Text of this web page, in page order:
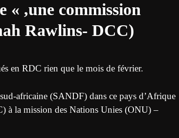
« ,une commission
Rawlins- DCC)
en RDC rien que le mois de février.
africaine (SANDF) dans ce pays d’Afrique
à la mission des Nations Unies (ONU) –